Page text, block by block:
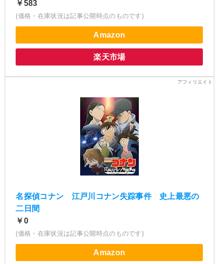
￥583
(価格・在庫状況は記事公開時点のものです)
Amazon
楽天市場
名探偵コナン 江戸川コナン失踪事件 史上最悪の
二日間
￥0
(価格・在庫状況は記事公開時点のものです)
Amazon